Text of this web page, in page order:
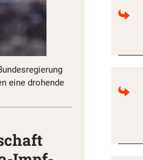
eine drohende